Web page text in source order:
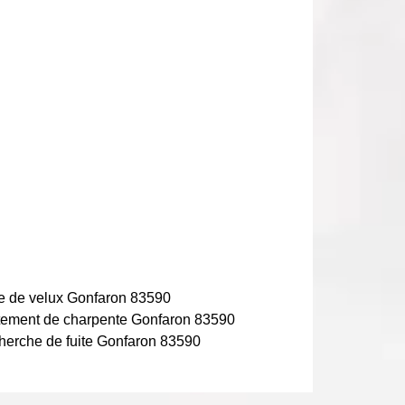
de velux Gonfaron 83590
de charpente Gonfaron 83590
de fuite Gonfaron 83590